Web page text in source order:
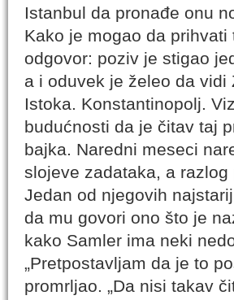
Istanbul da pronađe onu
Kako je mogao da
odgovor: poziv je stigao
a i oduvek je želeo da
Istoka. Konstantinopolj.
budućnosti da je čitav taj
bajka. Naredni meseci
slojeve zadataka, a
Jedan od njegovih
da mu govori ono što je
kako Samler ima neki
„Pretpostavljam da je to
promrljao. „Da nisi takav